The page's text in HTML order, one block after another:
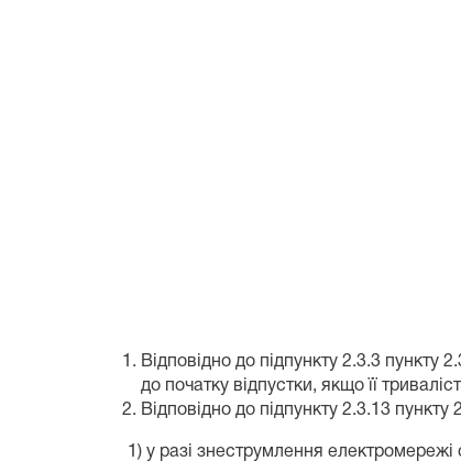
Відповідно до підпункту 2.3.3
до початку відпустки, якщо її
Відповідно до підпункту 2.3.13
1) у разі знеструмлення електромережі